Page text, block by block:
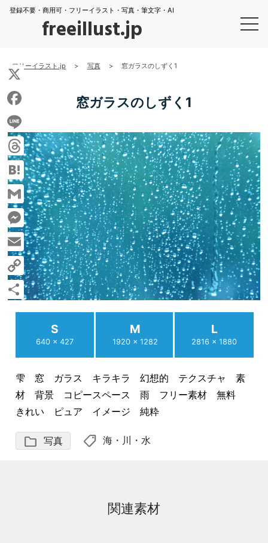
登録不要・商用可・フリーイラスト・写真・筆文字・AI
freeillust.jp
フリーイラスト.jp > 写真 > 窓ガラスのしずく1
窓ガラスのしずく1
S
640 × 427
M
1920 × 1282
L
2816 × 1880
雫 窓 ガラス キラキラ 幻想的 テクスチャ 素
材 背景 コピースペース 雨 フリー素材 無料
きれい ピュア イメージ 純粋
folder 写真 shoppingmode 海・川・水
関連素材
X
Facebook
Line
Threads
Hatena
Gmail
Messenger
Email
Copy
Link